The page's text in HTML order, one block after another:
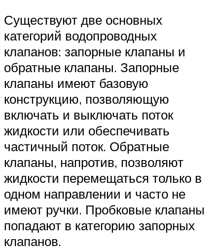
Существуют две основных
категорий водопроводных
клапанов: запорные клапаны и
обратные клапаны. Запорные
клапаны имеют базовую
конструкцию, позволяющую
включать и выключать поток
жидкости или обеспечивать
частичный поток. Обратные
клапаны, напротив, позволяют
жидкости перемещаться только в
одном направлении и часто не
имеют ручки. Пробковые клапаны
попадают в категорию запорных
клапанов.